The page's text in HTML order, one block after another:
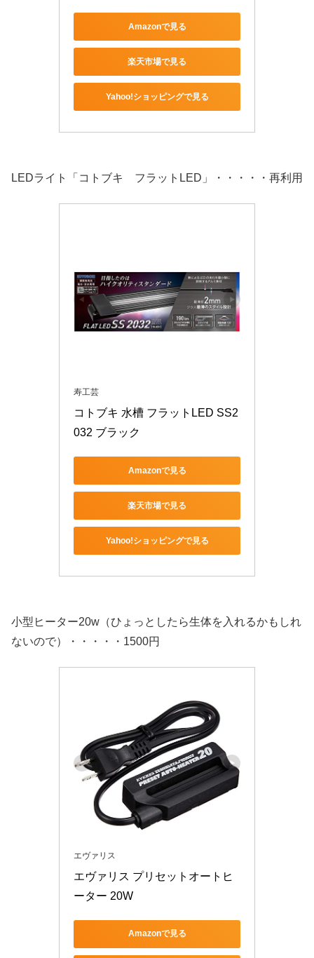
Amazonで見る
楽天市場で見る
Yahoo!ショッピングで見る
LEDライト「コトブキ フラットLED」・・・・・再利用
寿工芸
コトブキ 水槽 フラットLED SS2
032 ブラック
Amazonで見る
楽天市場で見る
Yahoo!ショッピングで見る
小型ヒーター20w（ひょっとしたら生体を入れるかもしれ
ないので）・・・・・1500円
エヴァリス
エヴァリス プリセットオートヒ
ーター 20W
Amazonで見る